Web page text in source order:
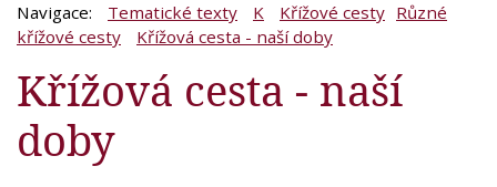
Navigace: Tematické texty K Křížové cesty Různé
křížové cesty
Křížová cesta - naší doby
Křížová cesta - naší
doby